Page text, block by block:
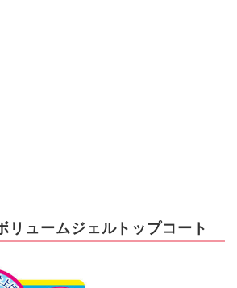
リュームジェルトップコート